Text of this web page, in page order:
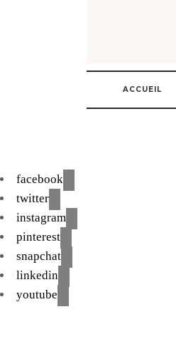
ACCUEIL
facebook
twitter
instagram
pinterest
snapchat
linkedin
youtube